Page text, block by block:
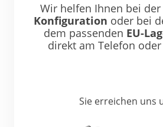
Wir helfen Ihnen bei der
Konfiguration oder bei
dem passenden EU-
direkt am Telefon
Sie erreichen uns